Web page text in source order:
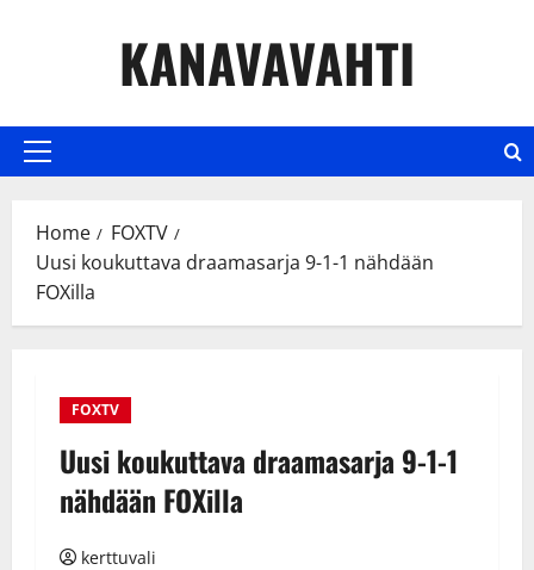
KANAVAVAHTI
Primary
Home
FOXTV
Uusi koukuttava draamasarja 9-1-1 nähdään
FOXilla
FOXTV
Uusi koukuttava draamasarja 9-1-1
nähdään FOXilla
kerttuvali